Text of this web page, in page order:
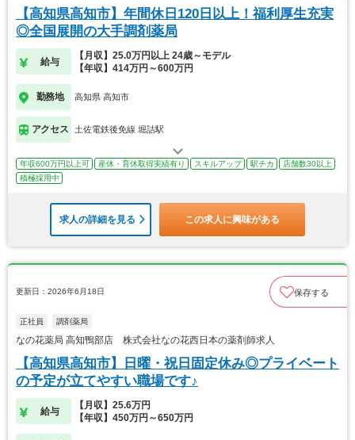
【高知県高知市】年間休日120日以上！福利厚生充実
◎全国展開の大手調剤薬局
給与
【月収】25.0万円以上 24歳～モデル
【年収】414万円～600万円
勤務地 高知県 高知市
アクセス 土佐電鉄後免線 堀詰駅
年収600万円以上可 産休・育休取得実績有り スキルアップ 駅チカ
店舗数30以上
積極採用中
求人の詳細を見る この求人に興味がある
更新日：2026年6月18日 保存する
正社員 調剤薬局
なの花薬局 高知鴨部店 株式会社なの花西日本の薬剤師求人
【高知県高知市】日曜・祝日固定休み◎プライベート
の予定が立てやすい職場です♪
給与
【月収】25.6万円
【年収】450万円～650万円